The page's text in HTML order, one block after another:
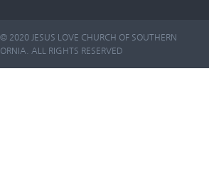
2020 JESUS LOVE CHURCH OF SOUTHERN
ALL RIGHTS RESERVED